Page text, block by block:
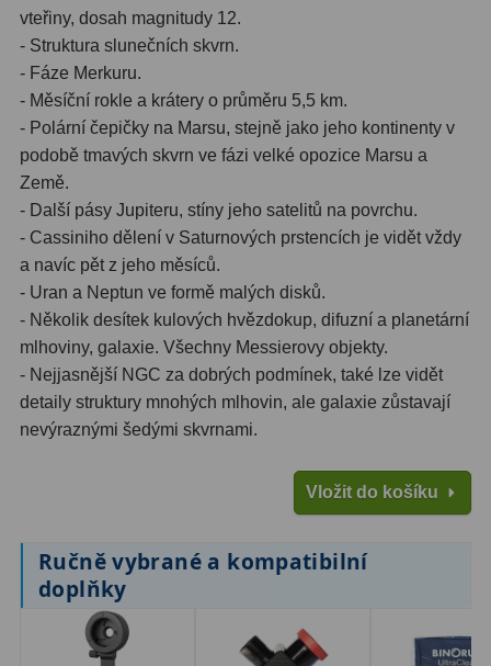
vteřiny, dosah magnitudy 12.
- Struktura slunečních skvrn.
- Fáze Merkuru.
- Měsíční rokle a krátery o průměru 5,5 km.
- Polární čepičky na Marsu, stejně jako jeho kontinenty v
podobě tmavých skvrn ve fázi velké opozice Marsu a
Země.
- Další pásy Jupiteru, stíny jeho satelitů na povrchu.
- Cassiniho dělení v Saturnových prstencích je vidět vždy
a navíc pět z jeho měsíců.
- Uran a Neptun ve formě malých disků.
- Několik desítek kulových hvězdokup, difuzní a planetární
mlhoviny, galaxie. Všechny Messierovy objekty.
- Nejjasnější NGC za dobrých podmínek, také lze vidět
detaily struktury mnohých mlhovin, ale galaxie zůstavají
nevýraznými šedými skvrnami.
Vložit do košíku
Ručně vybrané a kompatibilní
doplňky